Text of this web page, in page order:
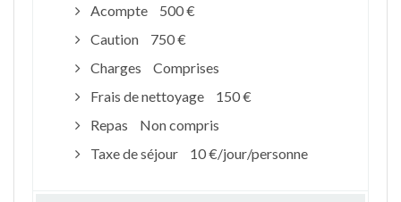
Acompte
500 €
Caution
750 €
Charges
Comprises
Frais de nettoyage
150 €
Repas
Non compris
Taxe de séjour
10 €/jour/personne